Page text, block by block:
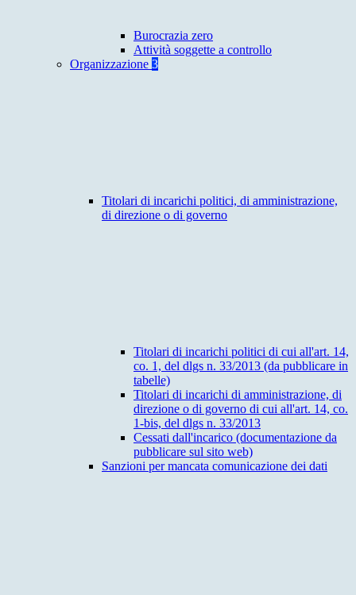
Burocrazia zero
Attività soggette a controllo
Organizzazione 3
Titolari di incarichi politici, di amministrazione,
di direzione o di governo
Titolari di incarichi politici di cui all'art. 14,
co. 1, del dlgs n. 33/2013 (da pubblicare in
tabelle)
Titolari di incarichi di amministrazione, di
direzione o di governo di cui all'art. 14, co.
1-bis, del dlgs n. 33/2013
Cessati dall'incarico (documentazione da
pubblicare sul sito web)
Sanzioni per mancata comunicazione dei dati